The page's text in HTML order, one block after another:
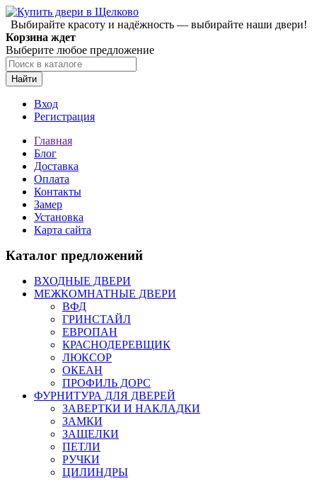
Выбирайте красоту и надёжность — выбирайте наши двери!
Корзина ждет
Выберите любое предложение
Найти
Вход
Регистрация
Главная
Блог
Доставка
Оплата
Контакты
Замер
Установка
Карта сайта
Каталог предложений
ВХОДНЫЕ ДВЕРИ
МЕЖКОМНАТНЫЕ ДВЕРИ
ВФД
ГРИНСТАЙЛ
ЕВРОПАН
КРАСНОДЕРЕВЩИК
ЛЮКСОР
ОКЕАН
ПРОФИЛЬ ДОРС
ФУРНИТУРА ДЛЯ ДВЕРЕЙ
ЗАВЕРТКИ И НАКЛАДКИ
ЗАМКИ
ЗАЩЕЛКИ
ПЕТЛИ
РУЧКИ
ЦИЛИНДРЫ